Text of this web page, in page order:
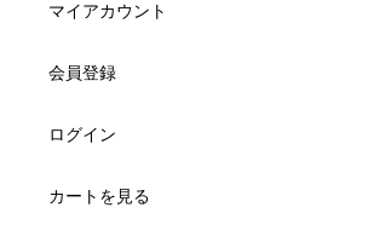
マイアカウント
会員登録
ログイン
カートを見る